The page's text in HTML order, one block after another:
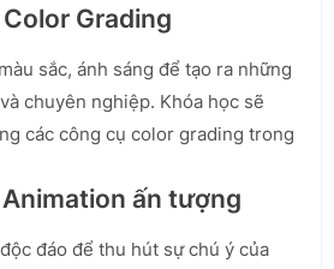
Grading
sắc, ánh sáng để tạo ra những
chuyên nghiệp. Khóa học sẽ
các công cụ color grading trong
Animation ấn tượng
đáo để thu hút sự chú ý của